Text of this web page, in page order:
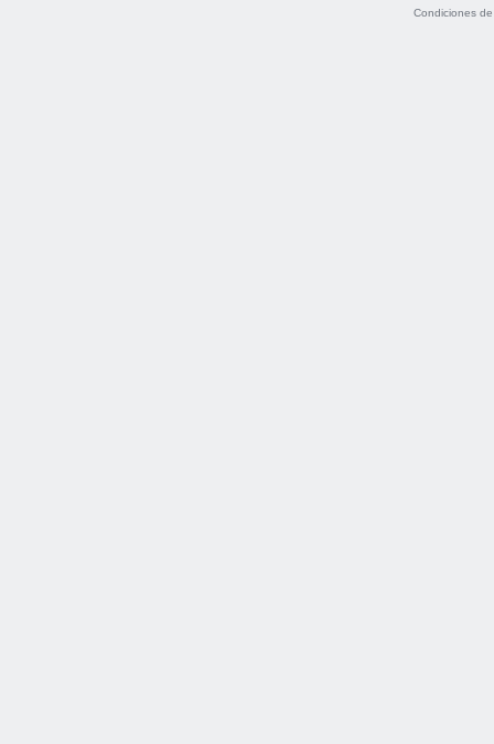
Condiciones